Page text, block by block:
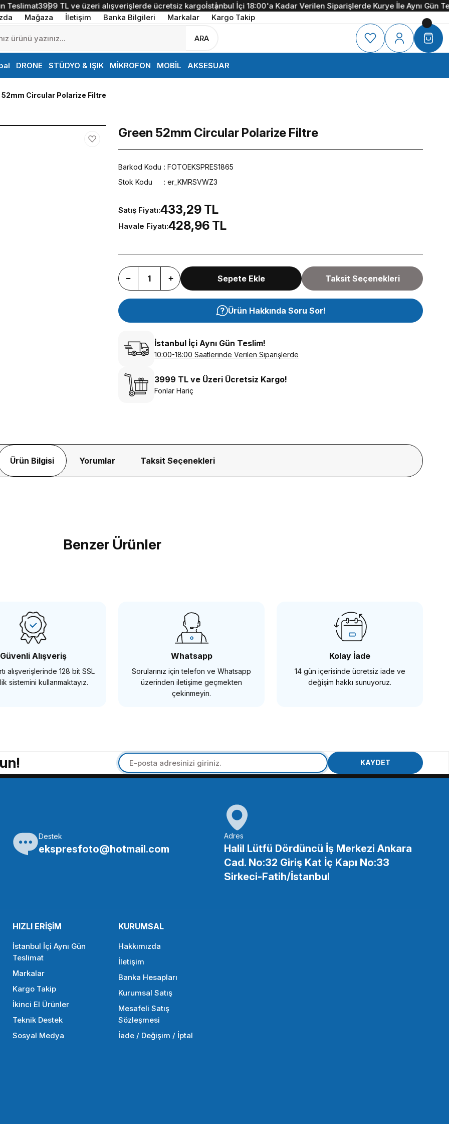
3999 TL ve üzeri alışverişlerde ücretsiz kargoİstanbul İçi 18:00'a Kadar Verilen Siparişlerde Kurye İle Aynı Gün
Mağaza İletişim Banka Bilgileri Markalar Kargo Takip
ARA
DRONE STÜDYO & IŞIK MİKROFON MOBİL AKSESUAR
52mm Circular Polarize Filtre
Green 52mm Circular Polarize Filtre
Barkod Kodu
FOTOEKSPRES1865
Stok Kodu
er_KMRSVWZ3
Satış Fiyatı:433,29 TL
Havale Fiyatı:428,96 TL
Sepete Ekle Taksit Seçenekleri
Ürün Hakkında Soru Sor!
İstanbul İçi Aynı Gün Teslim!
10:00-18:00 Saatlerinde Verilen Siparişlerde
3999 TL ve Üzeri Ücretsiz Kargo!
Fonlar Hariç
Ürün Bilgisi Yorumlar Taksit Seçenekleri
Benzer Ürünler
SEPETE EKLE
433,29 TL
SEPETE EKLE
TL 722,16 TL
GREEN
Green 30mm Circular Polarize Filtre
Güvenli Alışveriş
alışverişlerinde 128 bit SSL
sistemini kullanmaktayız.
Whatsapp
Sorularınız için telefon ve Whatsapp
üzerinden iletişime geçmekten
çekinmeyin.
Kolay İade
14 gün içerisinde ücretsiz iade ve
değişim hakkı sunuyoruz.
KAYDET
Destek
ekspresfoto@hotmail.com
Adres
Halil Lütfü Dördüncü İş Merkezi Ankara
Cad. No:32 Giriş Kat İç Kapı No:33
Sirkeci-Fatih/İstanbul
HIZLI ERİŞİM
İstanbul İçi Aynı Gün
Teslimat
Markalar
Kargo Takip
İkinci El Ürünler
Teknik Destek
Sosyal Medya
KURUMSAL
Hakkımızda
İletişim
Banka Hesapları
Kurumsal Satış
Mesafeli Satış
Sözleşmesi
İade / Değişim / İptal